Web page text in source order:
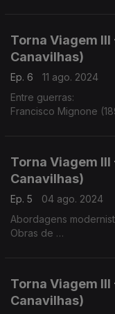
Torna Viagem III
Canavilhas)
Ep. 6
11 ago. 2024
Entre guerras:
Francisco Mignone
Torna Viagem III
Canavilhas)
Ep. 5
04 ago. 2024
Abordagens
Obras de
Torna Viagem III
Canavilhas)